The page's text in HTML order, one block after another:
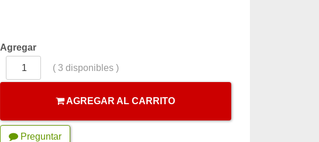
Agregar
(3disponibles )
AGREGAR AL CARRITO
Preguntar